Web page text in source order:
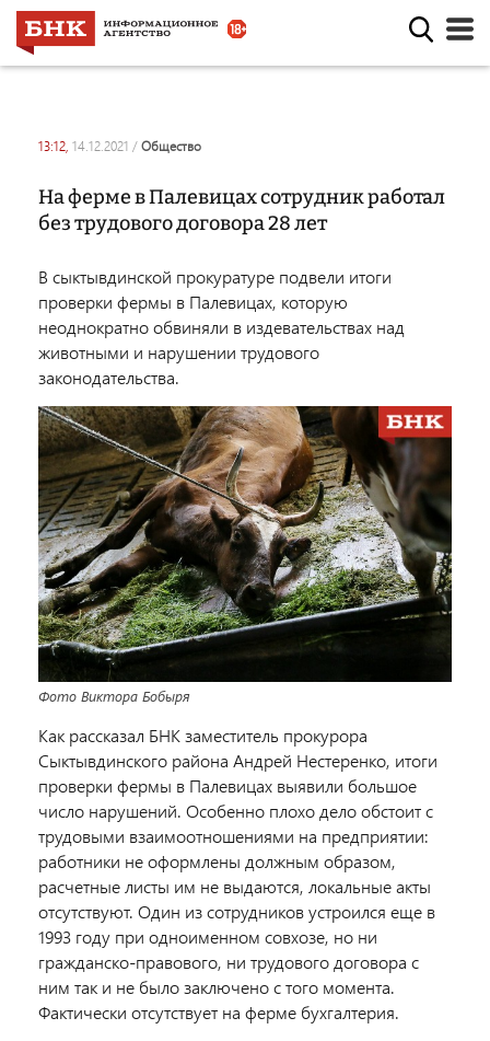
13:12, 14.12.2021 / общество
На ферме в Палевицах сотрудник работал
без трудового договора 28 лет
В сыктывдинской прокуратуре подвели итоги
проверки фермы в Палевицах, которую
неоднократно обвиняли в издевательствах над
животными и нарушении трудового
законодательства.
Фото Виктора Бобыря
Как рассказал БНК заместитель прокурора
Сыктывдинского района Андрей Нестеренко, итоги
проверки фермы в Палевицах выявили большое
число нарушений. Особенно плохо дело обстоит с
трудовыми взаимоотношениями на предприятии:
работники не оформлены должным образом,
расчетные листы им не выдаются, локальные акты
отсутствуют. Один из сотрудников устроился еще в
1993 году при одноименном совхозе, но ни
гражданско-правового, ни трудового договора с
ним так и не было заключено с того момента.
Фактически отсутствует на ферме бухгалтерия.